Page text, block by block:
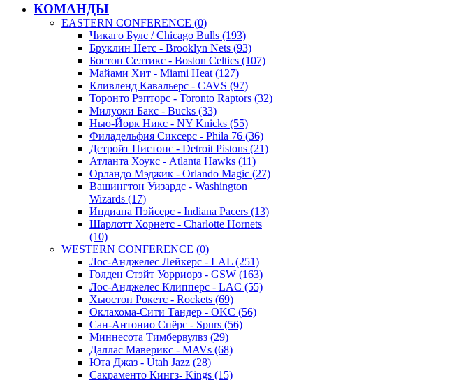
КОМАНДЫ
EASTERN CONFERENCE (0)
Чикаго Булс / Chicago Bulls (193)
Бруклин Нетс - Brooklyn Nets (93)
Бостон Селтикс - Boston Celtics (107)
Майами Хит - Miami Heat (127)
Кливленд Кавальерс - CAVS (97)
Торонто Рэпторс - Toronto Raptors (32)
Милуоки Бакс - Bucks (33)
Нью-Йорк Никс - NY Knicks (55)
Филадельфия Сиксерс - Phila 76 (36)
Детройт Пистонс - Detroit Pistons (21)
Атланта Хоукс - Atlanta Hawks (11)
Орландо Мэджик - Orlando Magic (27)
Вашингтон Уизардс - Washington
Wizards (17)
Индиана Пэйсерс - Indiana Pacers (13)
Шарлотт Хорнетс - Charlotte Hornets
(10)
WESTERN CONFERENCE (0)
Лос-Анджелес Лейкерс - LAL (251)
Голден Стэйт Уорриорз - GSW (163)
Лос-Анджелес Клипперс - LAC (55)
Хьюстон Рокетс - Rockets (69)
Оклахома-Сити Тандер - OKC (56)
Сан-Антонио Спёрс - Spurs (56)
Миннесота Тимбервулвз (29)
Даллас Маверикс - MAVs (68)
Юта Джаз - Utah Jazz (28)
Сакраменто Кингз- Kings (15)